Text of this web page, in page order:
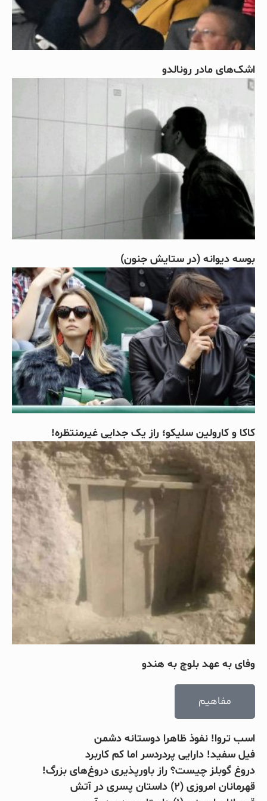
اشک‌های مادر رونالدو
بوسه دیوانه (در ستایش جنون)
کاکا و کارولین سلیکو؛ راز یک جدایی غیرمنتظره!
وفای به عهد بلوچ به هندو
مفاهیم
اسب تروا! نفوذ ظاهرا دوستانه دشمن
فیل سفید! دارایی پردردسر اما کم کاربرد
دروغ گوبلز چیست؟ راز باورپذیری دروغ‌های بزرگ!
قهرمانان امروزی (۲) داستان پسری در آتش